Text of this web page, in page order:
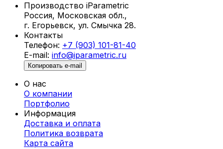
Производство iParametric
Россия, Московская обл.,
г. Егорьевск, ул. Смычка 28.
Контакты
Телефон: +7 (903) 101-81-40
E-mail: info@iparametric.ru
Копировать e-mail
О нас
О компании
Портфолио
Информация
Доставка и оплата
Политика возврата
Карта cайта